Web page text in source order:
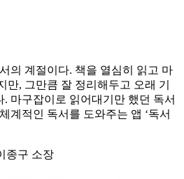
의 계절이다. 책을 열심히 읽고 마
만, 그만큼 잘 정리해두고 오래 기
마구잡이로 읽어대기만 했던 독서
계적인 독서를 도와주는 앱 ‘독서
종구 소장